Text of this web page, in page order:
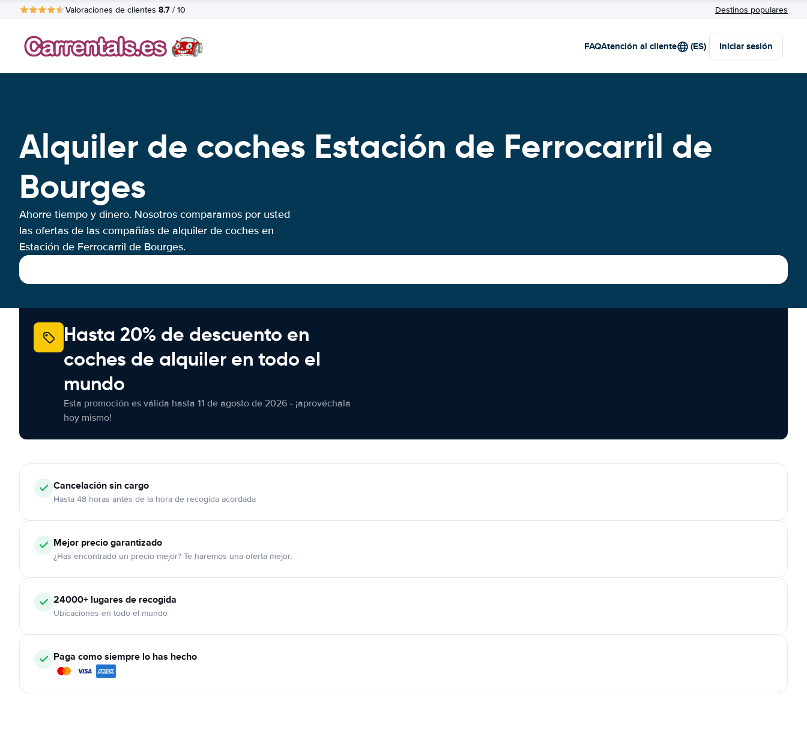
Valoraciones de clientes 8.7 / 10 Destinos populares
FAQAtención al cliente (ES) Iniciar sesión
Alquiler de coches Estación de Ferrocarril de
Bourges
Ahorre tiempo y dinero. Nosotros comparamos por usted
las ofertas de las compañías de alquiler de coches en
Estación de Ferrocarril de Bourges.
Hasta 20% de descuento en
coches de alquiler en todo el
mundo
Esta promoción es válida hasta 11 de agosto de 2026 - ¡aprovéchala
hoy mismo!
Cancelaciónsin cargo
Hasta 48 horas antes de la hora de recogida acordada
Mejor precio garantizado
¿Has encontrado un precio mejor? Te haremos una oferta mejor.
24000+ lugares de recogida
Ubicaciones en todo el mundo
Paga como siempre lo has hecho